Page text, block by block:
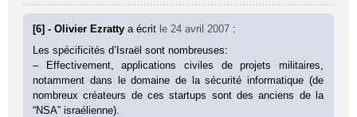
[6] - Olivier Ezrattya écrit le 24 avril 2007 :
Les spécificités d’Israël sont nombreuses:
– Effectivement, applications civiles de projets militaires,
notamment dans le domaine de la sécurité informatique (de
nombreux créateurs de ces startups sont des anciens de la
“NSA” israélienne).